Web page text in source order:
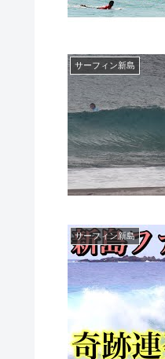
サーフィン新島
サーフィン新島